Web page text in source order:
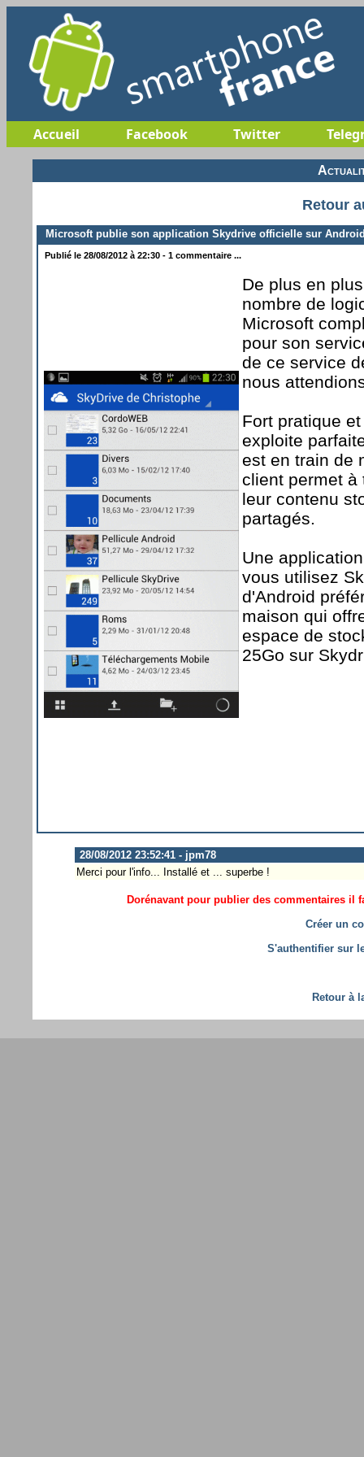
Accueil Facebook Twitter
Retour
Microsoft publie son application Skydrive officielle sur
Publié le 28/08/2012 à 22:30 - 1 commentaire ...
De plus en
nombre de
Microsoft
pour son
de ce service
nous
Fort pratique
exploite
est en train de
client permet à
leur contenu
partagés.
Une
vous utilisez
d'Android
maison qui
espace de
25Go sur
28/08/2012 23:52:41 - jpm78
Merci pour l'info... Installé et ... superbe !
Dorénavant pour publier des commentaires il
Créer un
S'authentifier sur
Retour à